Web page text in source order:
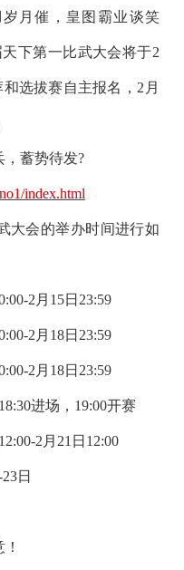
月催，皇图霸业谈笑
天下第一比武大会将于2
选拔赛自主报名， 2月
蓄势待发?
index.html
大会的举办时间进行如
月15日23:59
月18日23:59
月18日23:59
场，19:00开赛
2月21日12:00
日